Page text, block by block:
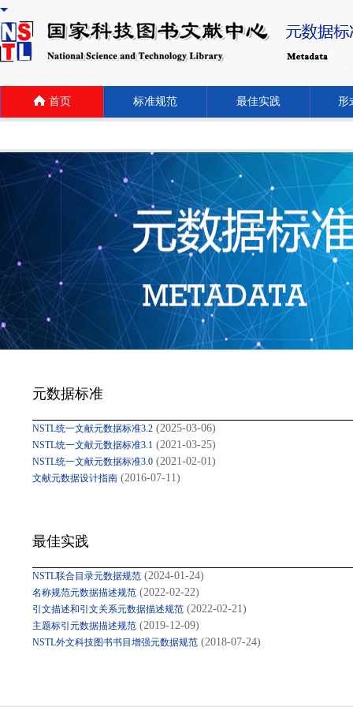
首页 标准规范 最佳实践 形
元数据标准
NSTL统一文献元数据标准3.2 (2025-03-06)
NSTL统一文献元数据标准3.1 (2021-03-25)
NSTL统一文献元数据标准3.0 (2021-02-01)
文献元数据设计指南 (2016-07-11)
最佳实践
NSTL联合目录元数据规范 (2024-01-24)
名称规范元数据描述规范 (2022-02-22)
引文描述和引文关系元数据描述规范 (2022-02-21)
主题标引元数据描述规范 (2019-12-09)
NSTL外文科技图书书目增强元数据规范 (2018-07-24)